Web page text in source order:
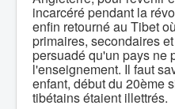
incarcéré pendant la
enfin retourné au Tibet
primaires, secondaires
persuadé qu'un pays ne
l'enseignement. Il faut
enfant, début du 20ème
tibétains étaient illettrés.